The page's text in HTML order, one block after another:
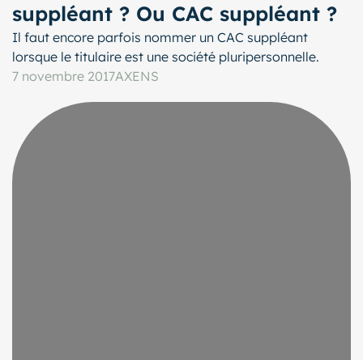
suppléant ? Ou CAC suppléant ?
Il faut encore parfois nommer un CAC suppléant
lorsque le titulaire est une société pluripersonnelle.
7 novembre 2017AXENS